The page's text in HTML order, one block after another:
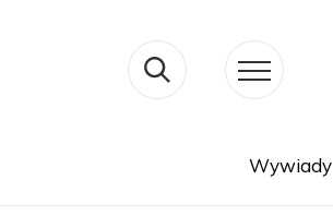
Wywiady